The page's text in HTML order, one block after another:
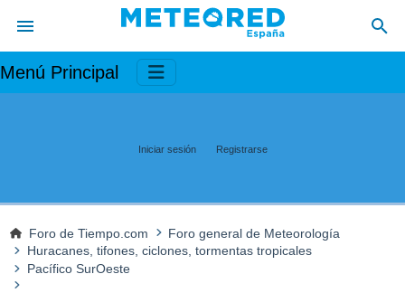
Menú Principal
Iniciar sesión Registrarse
Foro de Tiempo.com
Foro general de Meteorología
Huracanes, tifones, ciclones, tormentas tropicales
Pacífico SurOeste